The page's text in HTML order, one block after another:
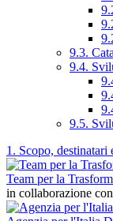
9.3.
9.4.
9.5.
1. Scopo, destinatari
Team per la
in collaborazione con